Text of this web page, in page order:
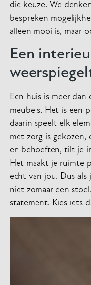
die keuze. We
bespreken
alleen mooi is, maar
Een
Een huis is meer dan
meubels. Het is een
daarin speelt elk
met zorg is gekozen,
en behoeften, tilt je
Het maakt je ruimte
echt van jou. Dus als
niet zomaar een
statement. Kies iets